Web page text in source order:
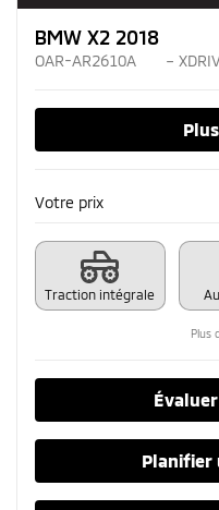
BMW X2 2018
OAR-AR2610A –
Votre prix
Traction intégrale
Plus
Planifier